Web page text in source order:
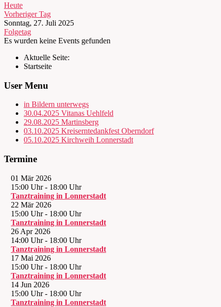
Heute
Vorheriger Tag
Sonntag, 27. Juli 2025
Folgetag
Es wurden keine Events gefunden
Aktuelle Seite:
Startseite
User Menu
in Bildern unterwegs
30.04.2025 Vitanas Uehlfeld
29.08.2025 Martinsberg
03.10.2025 Kreiserntedankfest Oberndorf
05.10.2025 Kirchweih Lonnerstadt
Termine
01 Mär 2026
15:00 Uhr- 18:00 Uhr
Tanztraining in Lonnerstadt
22 Mär 2026
15:00 Uhr- 18:00 Uhr
Tanztraining in Lonnerstadt
26 Apr 2026
14:00 Uhr- 18:00 Uhr
Tanztraining in Lonnerstadt
17 Mai 2026
15:00 Uhr- 18:00 Uhr
Tanztraining in Lonnerstadt
14 Jun 2026
15:00 Uhr- 18:00 Uhr
Tanztraining in Lonnerstadt